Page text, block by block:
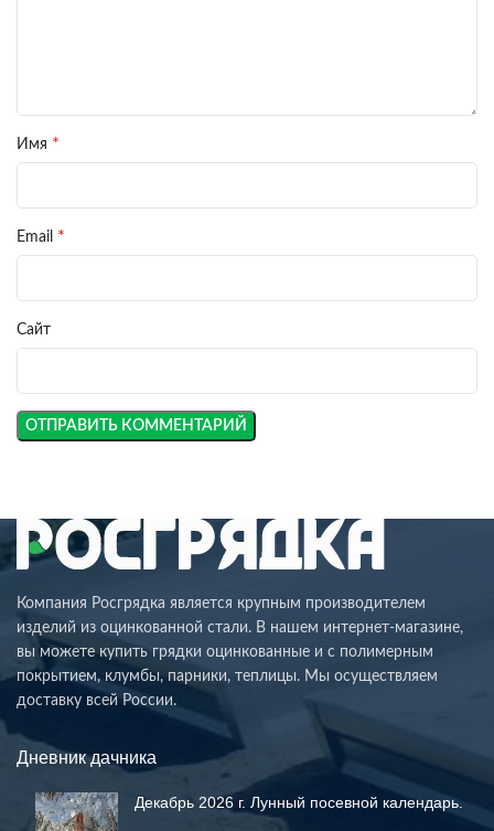
Имя *
Email *
Сайт
Компания Росгрядка является крупным производителем
изделий из оцинкованной стали. В нашем интернет-магазине,
вы можете купить грядки оцинкованные и с полимерным
покрытием, клумбы, парники, теплицы. Мы осуществляем
доставку всей России.
Дневник дачника
Декабрь 2026 г. Лунный посевной календарь.